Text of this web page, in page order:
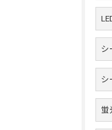
シ
シ
蛍